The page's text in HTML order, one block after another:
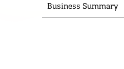
Business Summary